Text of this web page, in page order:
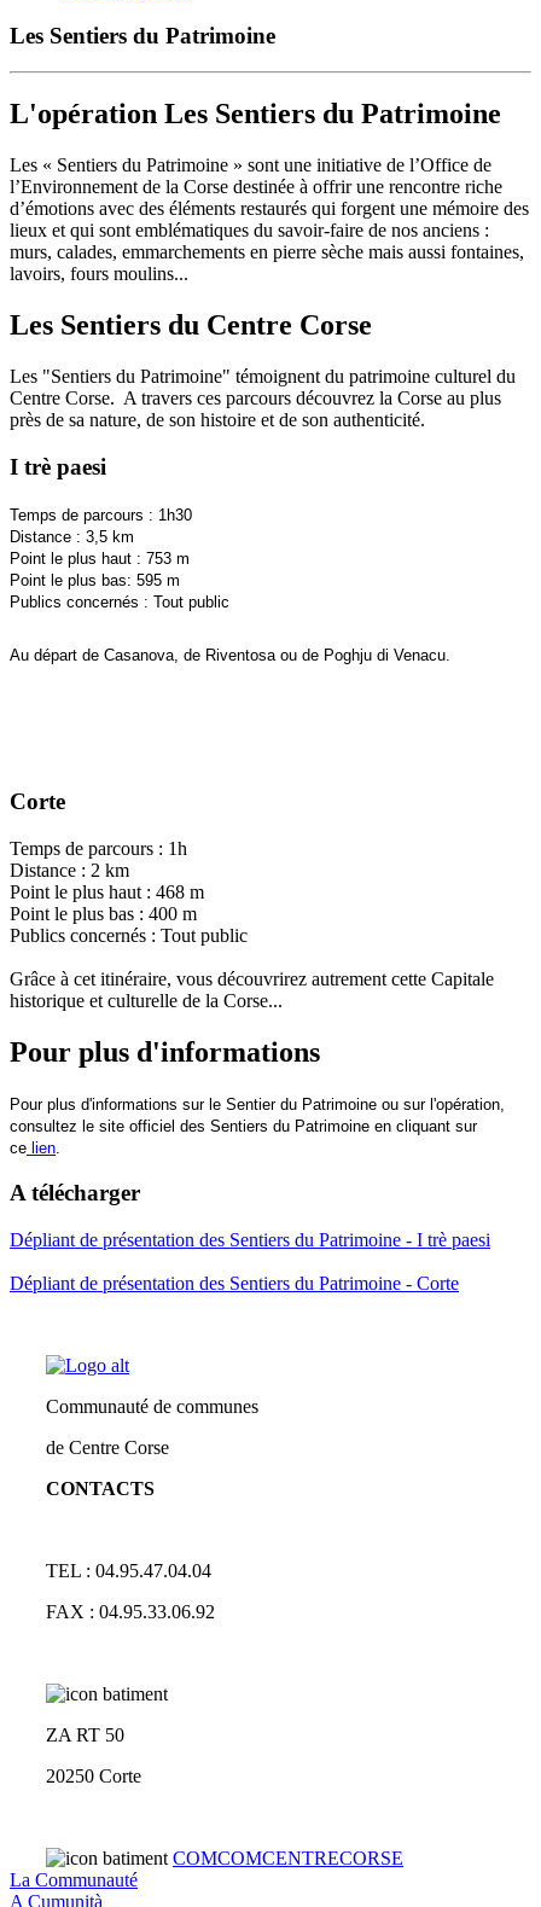
Les Sentiers du Patrimoine
L'opération Les Sentiers du Patrimoine
Les « Sentiers du Patrimoine » sont une initiative de l’Office de
l’Environnement de la Corse destinée à offrir une rencontre riche
d’émotions avec des éléments restaurés qui forgent une mémoire des
lieux et qui sont emblématiques du savoir-faire de nos anciens :
murs, calades, emmarchements en pierre sèche mais aussi fontaines,
lavoirs, fours moulins...
Les Sentiers du Centre Corse
Les "Sentiers du Patrimoine" témoignent du patrimoine culturel du
Centre Corse. A travers ces parcours découvrez la Corse au plus
près de sa nature, de son histoire et de son authenticité.
I trè paesi
Temps de parcours : 1h30
Distance : 3,5 km
Point le plus haut : 753 m
Point le plus bas: 595 m
Publics concernés : Tout public
Au départ de Casanova, de Riventosa ou de Poghju di Venacu.
Corte
Temps de parcours : 1h
Distance : 2 km
Point le plus haut : 468 m
Point le plus bas : 400 m
Publics concernés : Tout public
Grâce à cet itinéraire, vous découvrirez autrement cette Capitale
historique et culturelle de la Corse...
Pour plus d'informations
Pour plus d'informations sur le Sentier du Patrimoine ou sur l'opération,
consultez le site officiel des Sentiers du Patrimoine en cliquant sur
ce lien
A télécharger
Dépliant de présentation des Sentiers du Patrimoine - I trè paesi
Dépliant de présentation des Sentiers du Patrimoine - Corte
Communauté de communes
de Centre Corse
CONTACTS
TEL : 04.95.47.04.04
FAX : 04.95.33.06.92
ZA RT 50
20250 Corte
COMCOMCENTRECORSE
La Communauté
A Cumunità